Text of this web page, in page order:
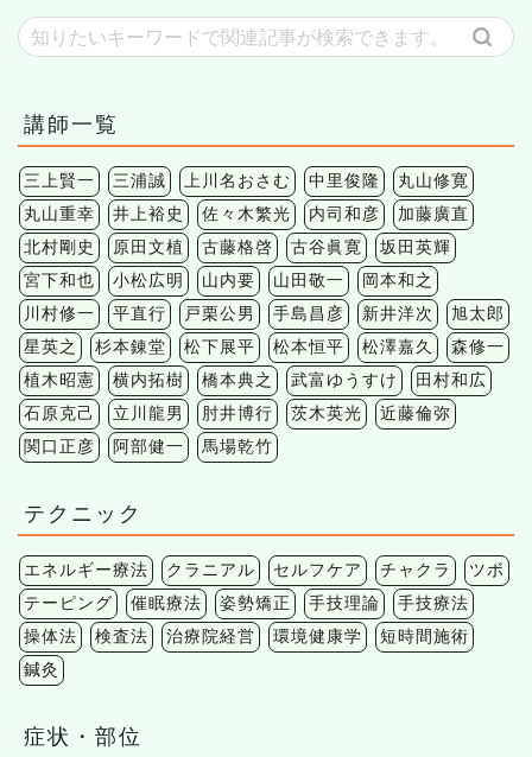
講師一覧
三上賢一 三浦誠 上川名おさむ 中里俊隆
丸山修寛
丸山重幸
井上裕史 佐々木繁光 内司和彦
加藤廣直
北村剛史
原田文植 古藤格啓 古谷眞寛
坂田英輝
宮下和也
小松広明 山内要 山田敬一
岡本和之
川村修一
平直行 戸栗公男 手島昌彦 新井洋次
旭太郎
星英之
杉本錬堂 松下展平 松本恒平 松澤嘉久
森修一
植木昭憲
横内拓樹 橋本典之 武富ゆうすけ
田村和広
石原克己
立川龍男 肘井博行 茨木英光
近藤倫弥
関口正彦
阿部健一 馬場乾竹
テクニック
エネルギー療法 クラニアル セルフケア チャクラ
ツボ
テーピング
催眠療法 姿勢矯正 手技理論
手技療法
操体法
検査法 治療院経営 環境健康学
短時間施術
鍼灸
症状・部位